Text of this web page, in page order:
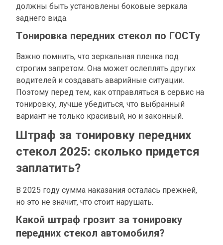
должны быть установлены боковые зеркала
заднего вида.
Тонировка передних стекол по ГОСТу
Важно помнить, что зеркальная пленка под
строгим запретом. Она может ослеплять других
водителей и создавать аварийные ситуации.
Поэтому перед тем, как отправляться в сервис на
тонировку, лучше убедиться, что выбранный
вариант не только красивый, но и законный.
Штраф за тонировку передних
стекол 2025: сколько придется
заплатить?
В 2025 году сумма наказания осталась прежней,
но это не значит, что стоит нарушать.
Какой штраф грозит за тонировку
передних стекол автомобиля?